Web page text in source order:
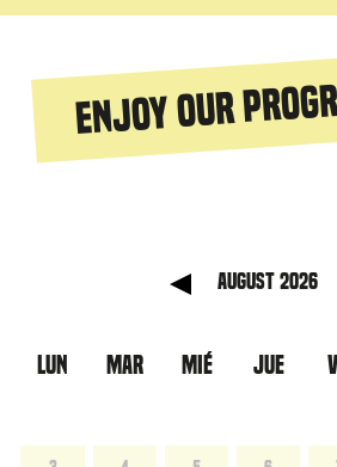
Enjoy our
August 2026
LUN MAR MIÉ JUE